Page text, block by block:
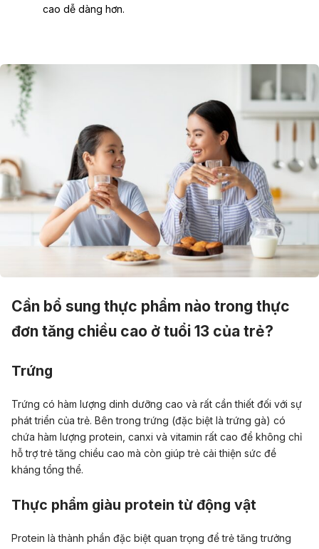
cao dễ dàng hơn.
Cần bổ sung thực phẩm nào trong thực
đơn tăng chiều cao ở tuổi 13 của trẻ?
Trứng
Trứng có hàm lượng dinh dưỡng cao và rất cần thiết đối với sự
phát triển của trẻ. Bên trongtrứng (đặc biệt là trứng gà) có
chứa hàm lượng protein, canxi và vitamin rất cao để không chỉ
hỗ trợ trẻ tăng chiều cao mà còn giúp trẻ cải thiện sức đề
kháng tổng thể.
Thực phẩm giàu protein từ động vật
Protein là thành phần đặc biệt quan trọng để trẻ tăng trưởng